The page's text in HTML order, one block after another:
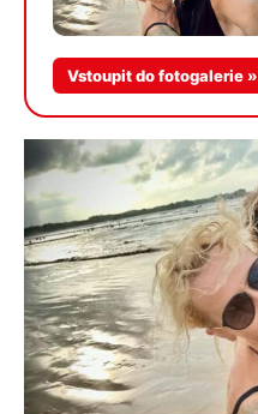
Vstoupit do fotogalerie »